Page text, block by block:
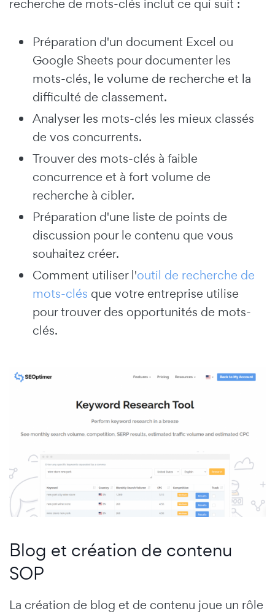
recherche de mots-clés inclut ce qui suit :
Préparation d'un document Excel ou
Google Sheets pour documenter les
mots-clés, le volume de recherche et la
difficulté de classement.
Analyser les mots-clés les mieux classés
de vos concurrents.
Trouver des mots-clés à faible
concurrence et à fort volume de
recherche à cibler.
Préparation d'une liste de points de
discussion pour le contenu que vous
souhaitez créer.
Comment utiliser l'outil de recherche de
mots-clés que votre entreprise utilise
pour trouver des opportunités de mots-
clés.
Blog et création de contenu
SOP
La création de blog et de contenu joue un rôle